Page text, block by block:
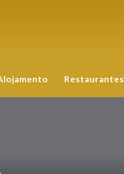
Restaurantes